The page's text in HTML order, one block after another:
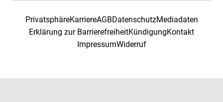
PrivatsphäreKarriereAGBDatenschutzMediadaten
Erklärung zur BarrierefreiheitKündigungKontakt
ImpressumWiderruf